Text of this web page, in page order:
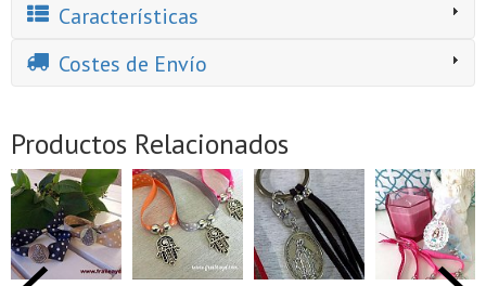
Características
Costes de Envío
Productos Relacionados